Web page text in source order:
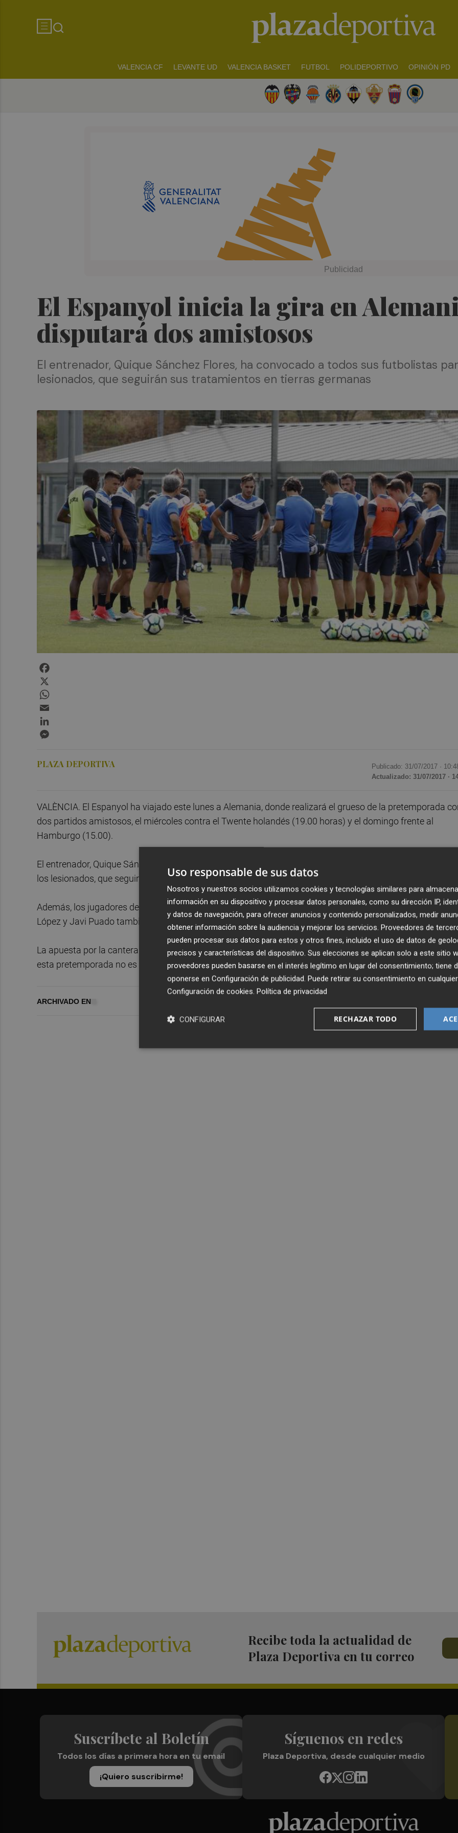
VALENCIA CF LEVANTE UD VALENCIA BASKET FUTBOL POLIDEPORTIVO OPINIÓN PD
El Espanyol inicia la gira en
disputará dos amistosos
El entrenador, Quique Sánchez Flores, ha convocado a todos sus futbolistas
lesionados, que seguirán sus tratamientos en tierras germanas
PLAZA DEPORTIVA Publicado: 31/07/2017 ·
Actualizado: 31/07/2017 ·
VALÈNCIA. El Espanyol ha viajado este lunes a Alemania, donde realizará el grueso de la pretemporada
dos partidos amistosos, el miércoles contra el Twente holandés (19.00 horas) y el domingo frente al
Hamburgo (15.00).
El entrenador, Quique Sánchez Flores, ha convocado a todos sus futbolistas para esta expedición, incluidos
los lesionados, que seguirán sus tratamientos en tierras germanas.
Además, los jugadores del filial Adrián López, Edu Frías, Pibe, Pol Lozano, Pipa, Manel Royo, Álex López,
López y Javi Puado también forman parte de la expedición catalana.
La apuesta por la cantera blanquiazul es una de las líneas maestras del proyecto de la entidad
esta pretemporada no es una excepción.
ARCHIVADO EN
Recibe toda la actualidad de
Plaza Deportiva en tu correo
Suscríbete al Boletín
Todos los días a primera hora en tu email
¡Quiero suscribirme!
Síguenos en redes
Plaza Deportiva, desde cualquier medio
Uso responsable de sus datos
Nosotros y nuestros socios utilizamos cookies y tecnologías similares para
información en su dispositivo y procesar datos personales, como su dirección IP,
y datos de navegación, para ofrecer anuncios y contenido personalizados, medir
obtener información sobre la audiencia y mejorar los servicios. Proveedores de
pueden procesar sus datos para estos y otros fines, incluido el uso de datos de
precisos y características del dispositivo. Sus elecciones se aplican solo a este sitio
proveedores pueden basarse en el interés legítimo en lugar del consentimiento; tiene
oponerse en Configuración de publicidad. Puede retirar su consentimiento en
Configuración de cookies. Política de privacidad
RECHAZAR TODO
CONFIGURAR